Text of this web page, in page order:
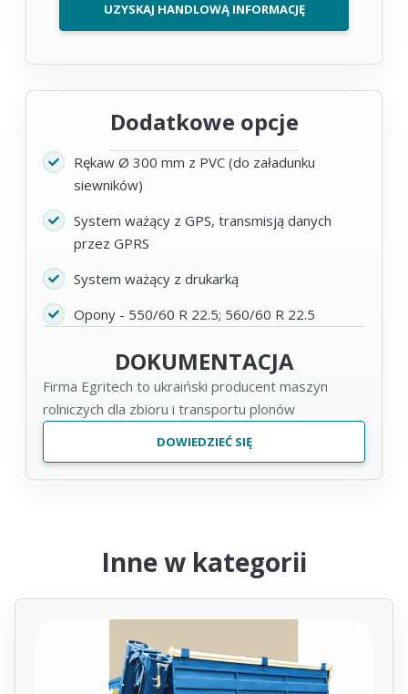
UZYSKAJ HANDLOWĄ INFORMACJĘ
Dodatkowe opcje
Rękaw Ø 300 mm z PVC (do załadunku
siewników)
System ważący z GPS, transmisją danych
przez GPRS
System ważący z drukarką
Opony - 550/60 R 22.5; 560/60 R 22.5
DOKUMENTACJA
Firma Egritech to ukraiński producent maszyn
rolniczych dla zbioru i transportu plonów
DOWIEDZIEĆ SIĘ
Inne w kategorii